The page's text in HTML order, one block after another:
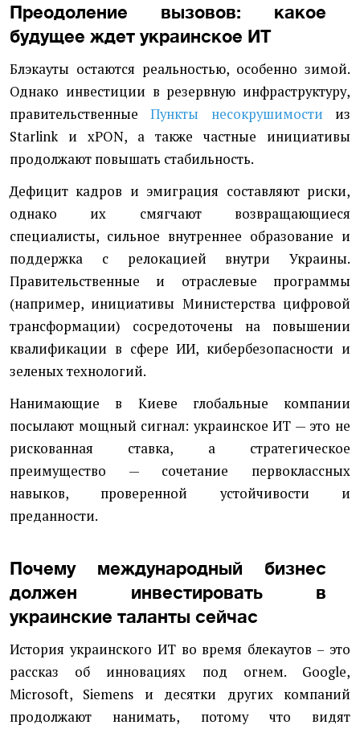
Преодоление вызовов: какое
будущее ждет украинское ИТ
Блэкауты остаются реальностью, особенно зимой.
Однако инвестиции в резервную инфраструктуру,
правительственные
Пункты несокрушимости
из
Starlink и xPON, а также частные инициативы
продолжают повышать стабильность.
Дефицит кадров и эмиграция составляют риски,
однако их смягчают возвращающиеся
специалисты, сильное внутреннее образование и
поддержка с релокацией внутри Украины.
Правительственные и отраслевые программы
(например, инициативы Министерства цифровой
трансформации) сосредоточены на повышении
квалификации в сфере ИИ, кибербезопасности и
зеленых технологий.
Нанимающие в Киеве глобальные компании
посылают мощный сигнал: украинское ИТ — это не
рискованная ставка, а стратегическое
преимущество — сочетание первоклассных
навыков, проверенной устойчивости и
преданности.
Почему международный бизнес
должен инвестировать в
украинские таланты сейчас
История украинского ИТ во время блекаутов – это
рассказ об инновациях под огнем. Google,
Microsoft, Siemens и десятки других компаний
продолжают нанимать, потому что видят